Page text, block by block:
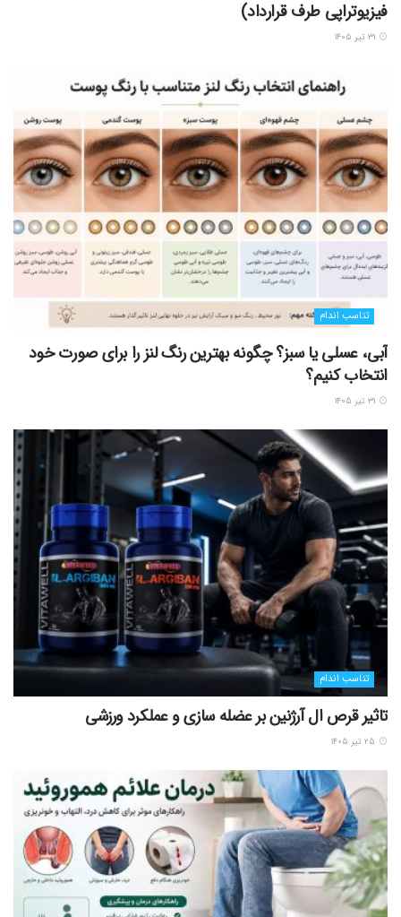
فیزیوتراپی طرف قرارداد)
تناسب اندام
آبی، عسلی یا سبز؟ چگونه بهترین رنگ لنز را برای صورت خود
انتخاب کنیم؟
تناسب اندام
تاثیر قرص ال آرژنین بر عضله سازی و عملکرد ورزشی